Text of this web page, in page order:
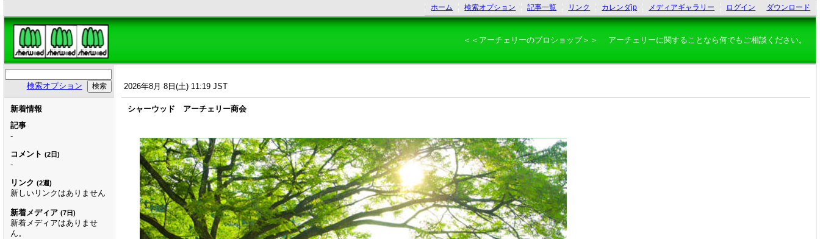
ホーム 検索オプション 記事一覧 リンク カレンダjp メディアギャラリー ログイン ダウンロード
＜＜アーチェリーのプロショップ＞＞ アーチェリーに関することなら何でもご相談ください。
検索オプション
新着情報
記事
-
コメント (2日)
-
リンク (2週)
新しいリンクはありません
新着メディア (7日)
新着メディアはありませ
ん。
2026年8月 8日(土) 11:19 JST
シャーウッド アーチェリー商会